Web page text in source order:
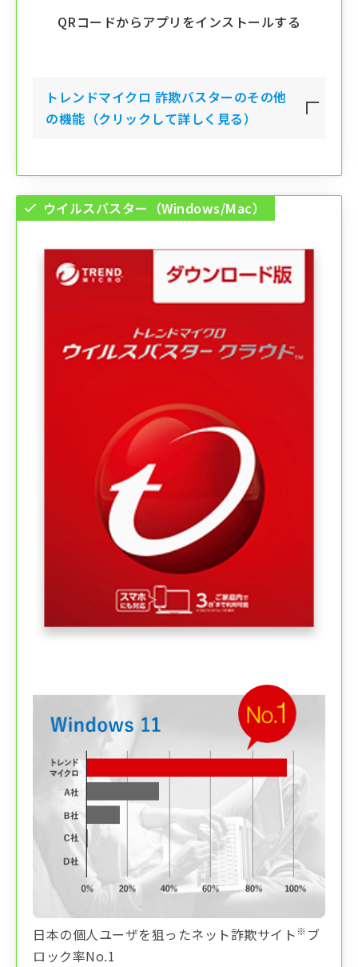
QRコードからアプリをインストールする
トレンドマイクロ 詐欺バスターのその他
の機能（クリックして詳しく見る）
ウイルスバスター（Windows/Mac）
日本の個人ユーザを狙ったネット詐欺サイト※ ブ
ロック率No.1